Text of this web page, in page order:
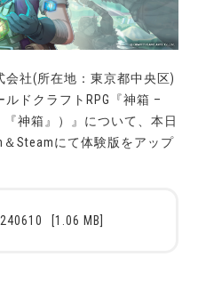
社(所在地：東京都中央区)
ドクラフトRPG『神箱 –
神箱』）』について、本日
Steamにて体験版をアップ
[1.06 MB]